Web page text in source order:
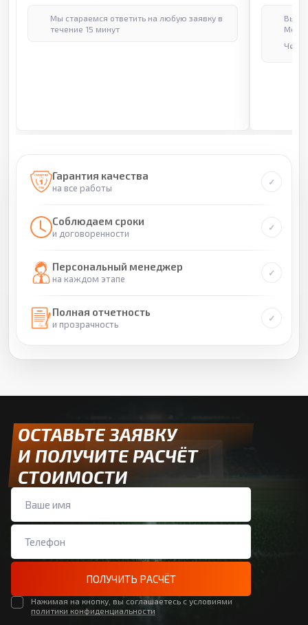
Мы стараемся ответить на любую заявку в
течение 15 минут
Гарантия качества
на все работы
Соблюдаем сроки
и договоренности
Персональный менеджер
на каждом этапе
Полная отчетность
и прозрачность
ОСТАВЬТЕ ЗАЯВКУ
И ПОЛУЧИТЕ РАСЧЁТ
СТОИМОСТИ
ПОЛУЧИТЬ РАСЧЁТ
Нажимая на кнопку, вы соглашаетесь с условиями
политики конфиденциальности